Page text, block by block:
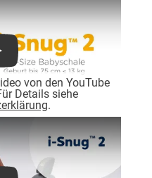
von den YouTube
Details siehe
.